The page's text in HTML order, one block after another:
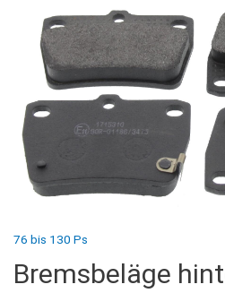
76 bis 130 Ps
Bremsbeläge